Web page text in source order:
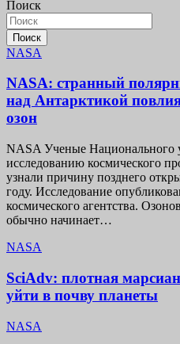
Поиск
Поиск
NASA
NASA: странный
над Антарктикой
озон
NASA Ученые Национального
исследованию космического
узнали причину позднего
году. Исследование
космического агентства.
обычно начинает…
NASA
SciAdv: плотная
уйти в почву планеты
NASA